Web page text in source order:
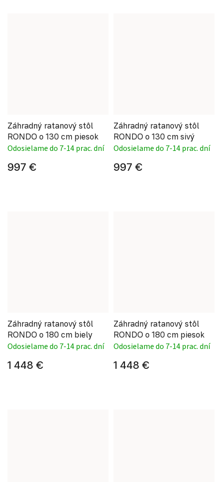
Záhradný ratanový stôl
RONDO o 130 cm piesok
Odosielame do 7-14 prac. dní
997 €
Záhradný ratanový stôl
RONDO o 130 cm sivý
Odosielame do 7-14 prac. dní
997 €
Záhradný ratanový stôl
RONDO o 180 cm biely
Odosielame do 7-14 prac. dní
1 448 €
Záhradný ratanový stôl
RONDO o 180 cm piesok
Odosielame do 7-14 prac. dní
1 448 €